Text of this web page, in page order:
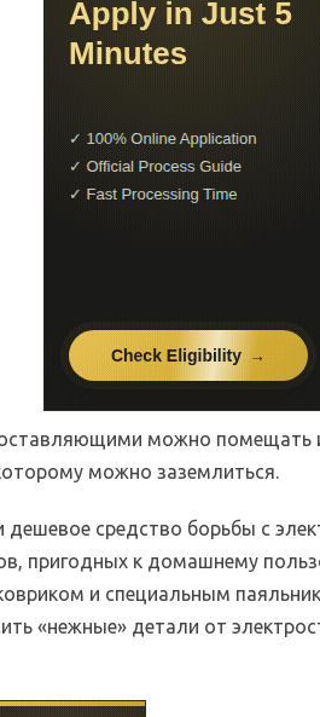
можно помещать
можно заземлиться.
средство борьбы с
пригодных к домашнему
и специальным
«нежные» детали от